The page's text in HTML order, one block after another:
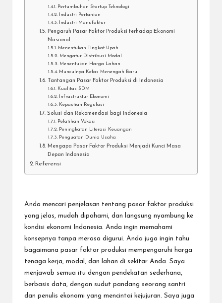
Pertumbuhan Startup Teknologi
Industri Pertanian
Industri Manufaktur
Pengaruh Pasar Faktor Produksi terhadap Ekonomi
Nasional
Menentukan Tingkat Upah
Mengatur Distribusi Modal
Menentukan Harga Lahan
Munculnya Kelas Menengah Baru
Tantangan Pasar Faktor Produksi di Indonesia
Kualitas SDM
Infrastruktur Ekonomi
Kepastian Regulasi
Solusi dan Rekomendasi bagi Indonesia
Pelatihan Vokasi
Peningkatan Literasi Keuangan
Penguatan Dunia Usaha
Mengapa Pasar Faktor Produksi Menjadi Kunci Masa
Depan Indonesia
Referensi
Anda mencari penjelasan tentang pasar faktor produksi
yang jelas, mudah dipahami, dan langsung nyambung ke
kondisi ekonomi Indonesia. Anda ingin memahami
konsepnya tanpa merasa digurui. Anda juga ingin tahu
bagaimana pasar faktor produksi mempengaruhi harga
tenaga kerja, modal, dan lahan di sekitar Anda. Saya
menjawab semua itu dengan pendekatan sederhana,
berbasis data, dengan sudut pandang seorang santri
dan penulis ekonomi yang mencintai kejujuran. Saya juga